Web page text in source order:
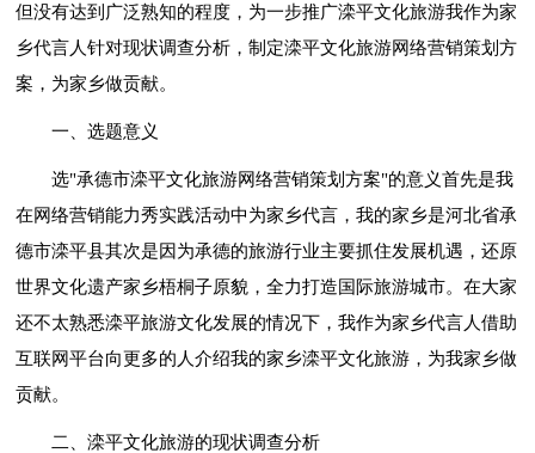
但没有达到广泛熟知的程度，为一步推广滦平文化旅游我作为家
乡代言人针对现状调查分析，制定滦平文化旅游网络营销策划方
案，为家乡做贡献。
一、选题意义
选"承德市滦平文化旅游网络营销策划方案"的意义首先是我
在网络营销能力秀实践活动中为家乡代言，我的家乡是河北省承
德市滦平县其次是因为承德的旅游行业主要抓住发展机遇，还原
世界文化遗产家乡梧桐子原貌，全力打造国际旅游城市。在大家
还不太熟悉滦平旅游文化发展的情况下，我作为家乡代言人借助
互联网平台向更多的人介绍我的家乡滦平文化旅游，为我家乡做
贡献。
二、滦平文化旅游的现状调查分析